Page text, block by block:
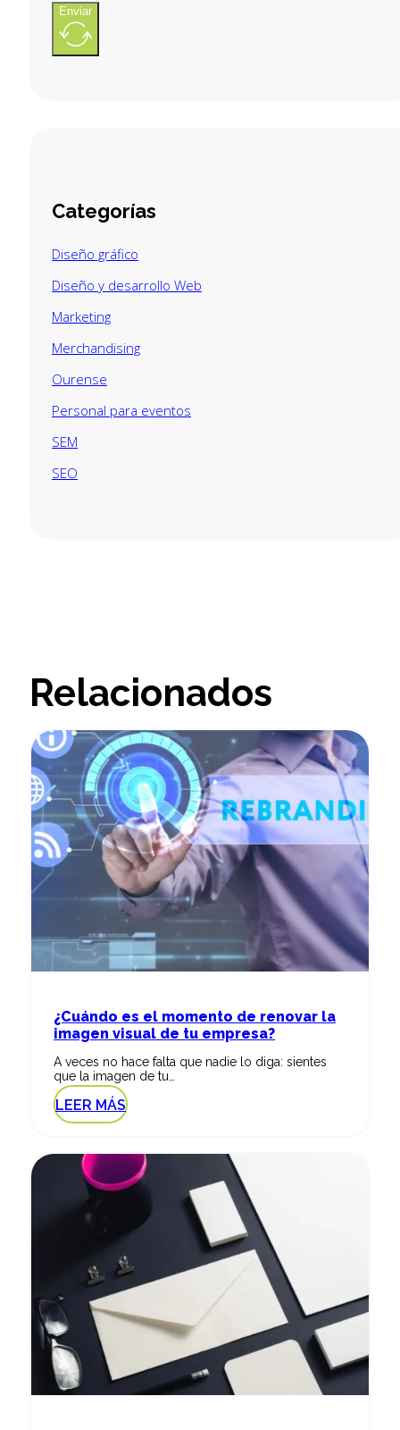
Enviar
Categorías
Diseño gráfico
Diseño y desarrollo Web
Marketing
Merchandising
Ourense
Personal para eventos
SEM
SEO
Relacionados
¿Cuándo es el momento de renovar la
imagen visual de tu empresa?
A veces no hace falta que nadie lo diga: sientes
que la imagen de tu…
LEER MÁS